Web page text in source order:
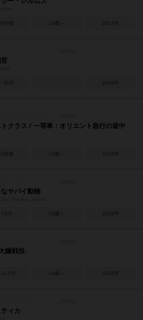
前後 14歳～ 2017年
30分 2006年
クラス / 一等車：オリエント急行の道中
前後 10歳～ 2016年
ヤバイ動物
15分 10歳～ 2018年
鎌戦役-
115分 14歳～ 2016年
ィカ